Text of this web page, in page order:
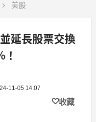
美股
延長股票交換
11-05 14:07
收藏